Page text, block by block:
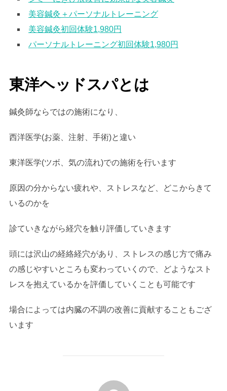
美容鍼灸＋パーソナルトレーニング
美容鍼灸初回体験1,980円
パーソナルトレーニング初回体験1,980円
東洋ヘッドスパとは
鍼灸師ならではの施術になり、
西洋医学(お薬、注射、手術)と違い
東洋医学(ツボ、気の流れ)での施術を行います
原因の分からない疲れや、ストレスなど、どこからきて
いるのかを
診ていきながら経穴を触り評価していきます
頭には沢山の経絡経穴があり、ストレスの感じ方で痛み
の感じやすいところも変わっていくので、どようなスト
レスを抱えているかを評価していくことも可能です
場合によっては内臓の不調の改善に貢献することもござ
います
投稿者